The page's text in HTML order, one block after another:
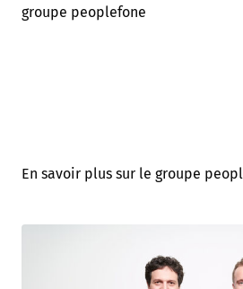
groupe peoplefone
En savoir plus sur le groupe